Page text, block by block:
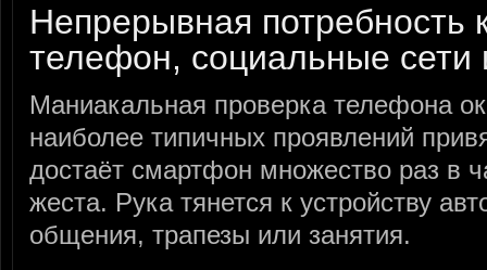
Непрерывная потребность
телефон, социальные сети
Маниакальная проверка телефона
наиболее типичных проявлений
достаёт смартфон множество раз в
жеста. Рука тянется к устройству
общения, трапезы или занятия.